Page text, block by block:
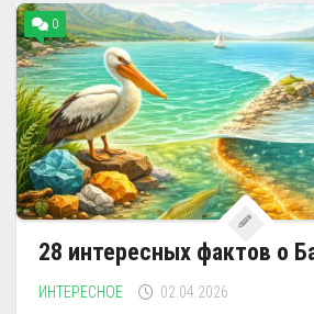
0
28 интересных фактов о
ИНТЕРЕСНОЕ 02.04.2026